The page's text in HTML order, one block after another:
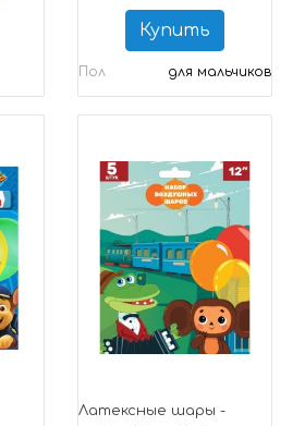
Купить
Пол для мальчиков
Латексные шары -